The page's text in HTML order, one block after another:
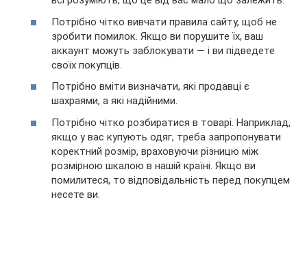
Потрібно чітко вивчати правила сайту, щоб не
зробити помилок. Якщо ви порушите їх, ваш
аккаунт можуть заблокувати — і ви підведете
своїх покупців.
Потрібно вміти визначати, які продавці є
шахраями, а які надійними.
Потрібно чітко розбиратися в товарі. Наприклад,
якщо у вас купують одяг, треба запропонувати
коректний розмір, враховуючи різницю між
розмірною шкалою в нашій країні. Якщо ви
помилитеся, то відповідальність перед покупцем
несете ви.